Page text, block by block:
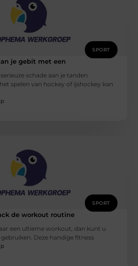
SPORT
je gebit met een
schade aan je tanden
spelen van hockey of ijshockey kan
SPORT
de workout routine
een ultieme workout, dan kunt u
Deze handige fitness